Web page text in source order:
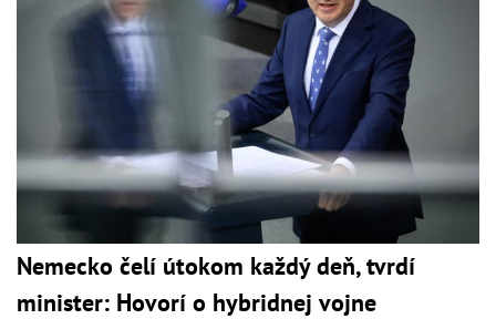
Nemecko čelí útokom každý deň, tvrdí
minister: Hovorí o hybridnej vojne